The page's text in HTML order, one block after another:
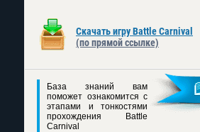
Скачать игру Battle Carnival
(по прямой ссылке)
База знаний вам
поможет ознакомится с
этапами и тонкостями
прохождения Battle
Carnival